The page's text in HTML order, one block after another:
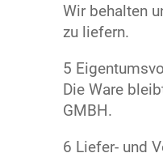
Wir behalten
zu liefern.
5
Die Ware
GMBH.
6 Liefer- und